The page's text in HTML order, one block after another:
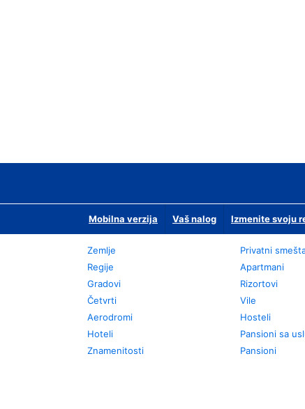
Mobilna verzija Vaš nalog Izmenite svoju
Zemlje
Regije
Gradovi
Četvrti
Aerodromi
Hoteli
Znamenitosti
Privatni
Apartmani
Rizortovi
Vile
Hosteli
Pansioni sa
Pansioni